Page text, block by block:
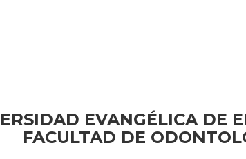
EVANGÉLICA DE
FACULTAD DE